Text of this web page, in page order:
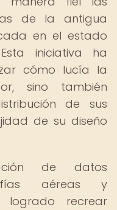
de la antigua
en el estado
iniciativa ha
cómo lucía la
sino también
de sus
de su diseño
de datos
aéreas y
recrear